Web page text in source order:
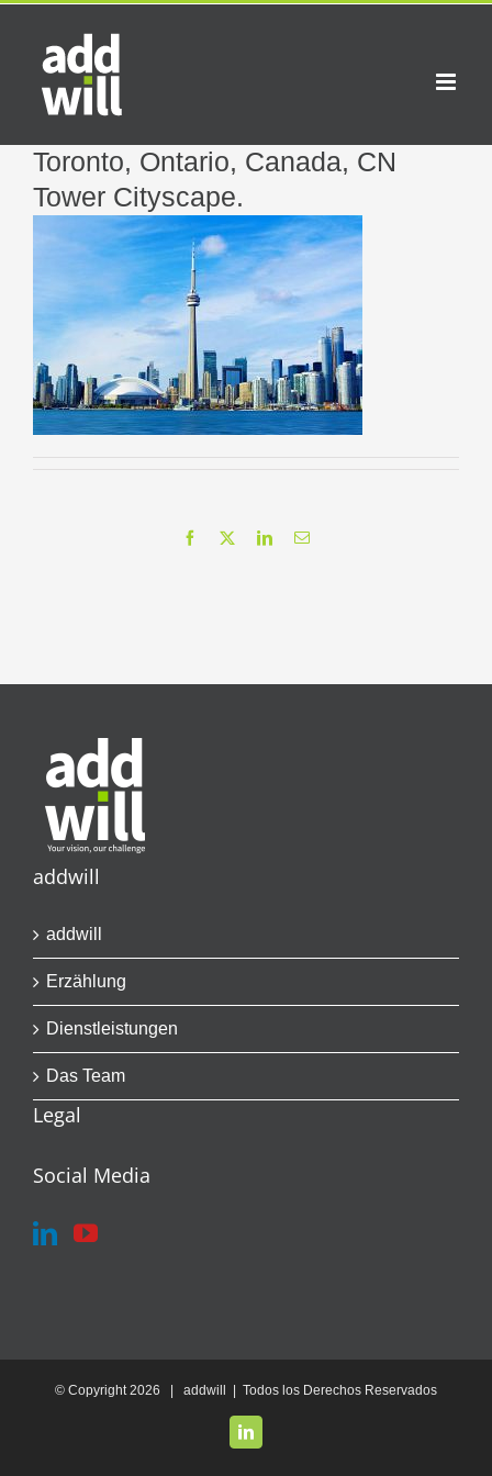
Skip
content
Toronto, Ontario, Canada, CN
Tower Cityscape.
Facebook LinkedInEmail
addwill
addwill
Erzählung
Dienstleistungen
Das Team
Legal
Social Media
© Copyright2026 | addwill | Todos los Derechos Reservados
LinkedIn